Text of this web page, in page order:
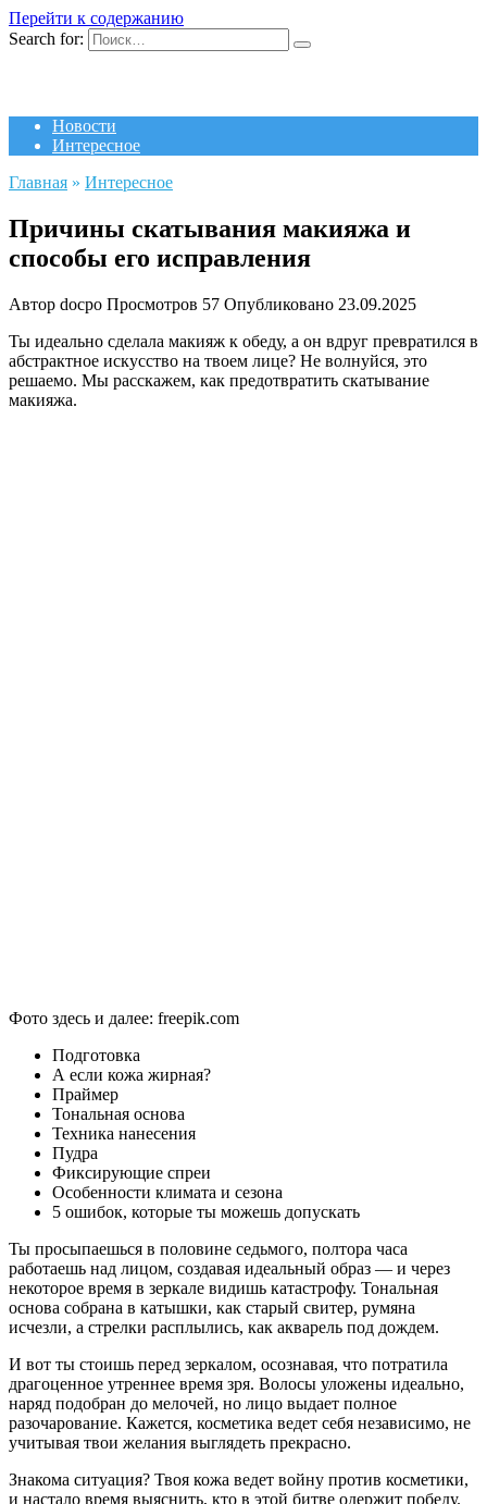
Перейти к содержанию
Search for:
Новости
Интересное
Главная » Интересное
Причины скатывания макияжа и
способы его исправления
Автор docpo Просмотров 57 Опубликовано 23.09.2025
Ты идеально сделала макияж к обеду, а он вдруг превратился в
абстрактное искусство на твоем лице? Не волнуйся, это
решаемо. Мы расскажем, как предотвратить скатывание
макияжа.
Фото здесь и далее: freepik.com
Подготовка
А если кожа жирная?
Праймер
Тональная основа
Техника нанесения
Пудра
Фиксирующие спреи
Особенности климата и сезона
5 ошибок, которые ты можешь допускать
Ты просыпаешься в половине седьмого, полтора часа
работаешь над лицом, создавая идеальный образ — и через
некоторое время в зеркале видишь катастрофу. Тональная
основа собрана в катышки, как старый свитер, румяна
исчезли, а стрелки расплылись, как акварель под дождем.
И вот ты стоишь перед зеркалом, осознавая, что потратила
драгоценное утреннее время зря. Волосы уложены идеально,
наряд подобран до мелочей, но лицо выдает полное
разочарование. Кажется, косметика ведет себя независимо, не
учитывая твои желания выглядеть прекрасно.
Знакома ситуация? Твоя кожа ведет войну против косметики,
и настало время выяснить, кто в этой битве одержит победу.